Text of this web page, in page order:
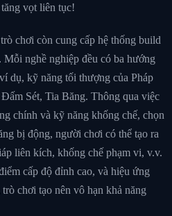
vọt liên tục!
chơi còn cung cấp hệ thống build
nghề nghiệp đều có ba hướng
dụ, kỹ năng tối thượng của Pháp
Sét, Tia Băng. Thông qua việc
chính và kỹ năng khống chế, chọn
bị động, người chơi có thể tạo ra
liên kích, khống chế phạm vi, v.v.
cấp độ đỉnh cao, và hiệu ứng
chơi tạo nên vô hạn khả năng